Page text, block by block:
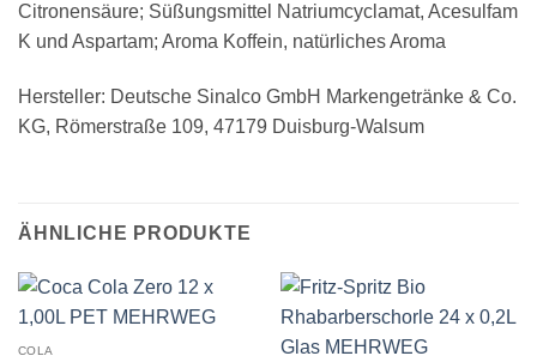
Citronensäure; Süßungsmittel Natriumcyclamat, Acesulfam
K und Aspartam; Aroma Koffein, natürliches Aroma
Hersteller: Deutsche Sinalco GmbH Markengetränke & Co.
KG, Römerstraße 109, 47179 Duisburg-Walsum
ÄHNLICHE PRODUKTE
COLA